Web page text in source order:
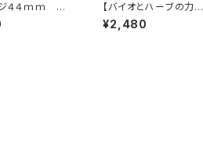
４４ｍｍ あ
護犬達の楽園
送料無料】
【バイオとハーブの力で
消臭】保護犬達の楽園
ペット用消臭&抗菌スプ
¥2,480